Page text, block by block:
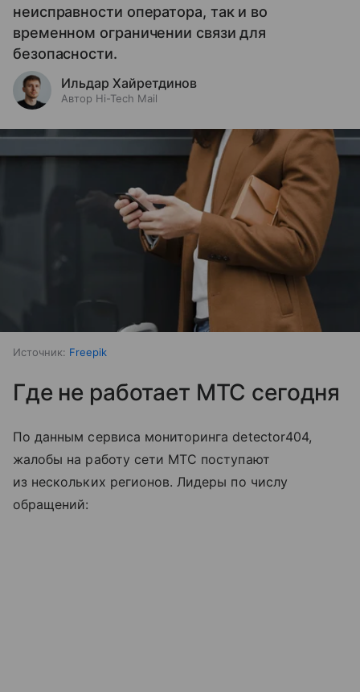
неисправности оператора, так и во
временном ограничении связи для
безопасности.
Ильдар Хайретдинов
Автор Hi-Tech Mail
Источник: Freepik
Где не работает МТС сегодня
По данным сервиса мониторинга detector404,
жалобы на работу сети МТС поступают
из нескольких регионов. Лидеры по числу
обращений: